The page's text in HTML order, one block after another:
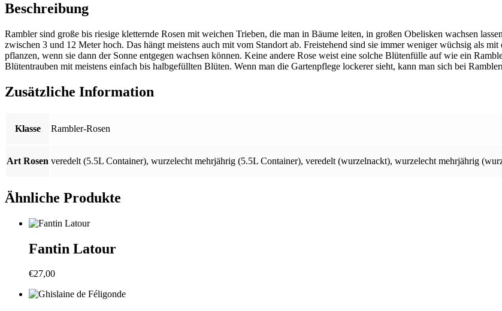
Beschreibung
Rambler sind große bis riesige kletternde Rosen mit weichen Trieben, die man in Bäume leiten, in großen Obelisken wachsen
zwischen 3 und 12 Meter hoch. Das hängt meistens auch mit vom Standort ab. Freistehend sind sie immer weniger wüchsig als
pflanzen, wenn sie dann der Sonne entgegen wachsen können. Keine andere Rose weist eine solche Blütenfülle auf wie ein
Blütentrauben mit meistens einfach bis halbgefüllten Blüten. Wenn man die Gartenpflege lockerer sieht, kann man sich bei
Zusätzliche Information
Klasse Rambler-Rosen
Art Rosen veredelt (5.5L Container), wurzelecht mehrjährig (5.5L Container), veredelt (wurzelnackt), wurzelecht mehrjährig
Ähnliche Produkte
Fantin Latour
€27,00